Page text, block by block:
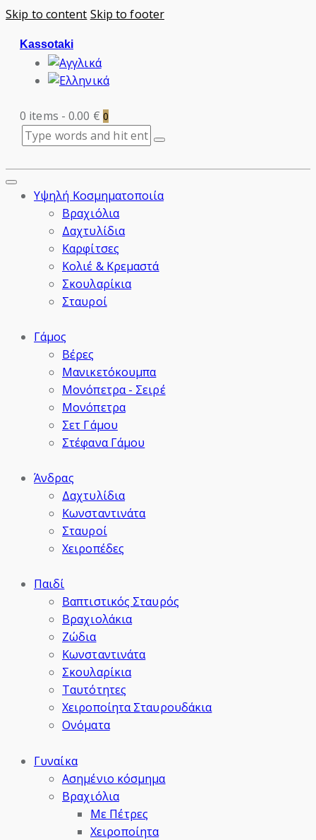
Skip to content Skip to footer
Kassotaki
0 items - 0.00 € 0
Υψηλή Κοσμηματοποιία
Βραχιόλια
Δαχτυλίδια
Καρφίτσες
Κολιέ & Κρεμαστά
Σκουλαρίκια
Σταυροί
Γάμος
Βέρες
Μανικετόκουμπα
Μονόπετρα - Σειρέ
Μονόπετρα
Σετ Γάμου
Στέφανα Γάμου
Άνδρας
Δαχτυλίδια
Κωνσταντινάτα
Σταυροί
Χειροπέδες
Παιδί
Βαπτιστικός Σταυρός
Βραχιολάκια
Ζώδια
Κωνσταντινάτα
Σκουλαρίκια
Ταυτότητες
Χειροποίητα Σταυρουδάκια
Ονόματα
Γυναίκα
Ασημένιο κόσμημα
Βραχιόλια
Με Πέτρες
Χειροποίητα